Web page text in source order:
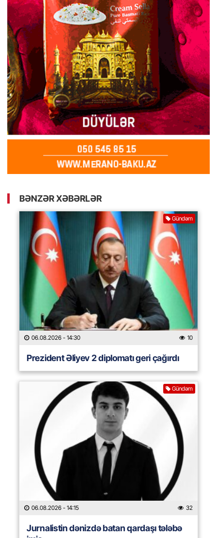
BƏNZƏR XƏBƏRLƏR
Gündəm
06.08.2026 - 14:30 10
Prezident Əliyev 2 diplomatı geri çağırdı
Gündəm
06.08.2026 - 14:15 32
Jurnalistin dənizdə batan qardaşı tələbə